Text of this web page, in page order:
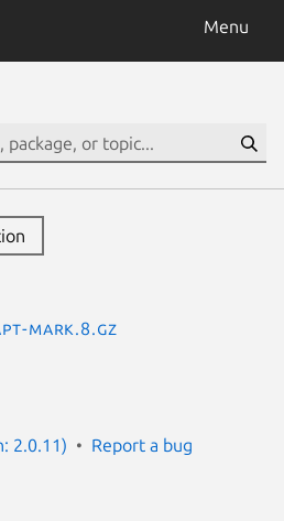
Menu
mark.8.gz
2.0.11) Report a bug